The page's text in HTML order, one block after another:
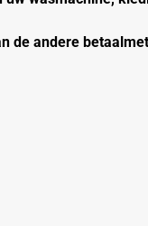
de andere